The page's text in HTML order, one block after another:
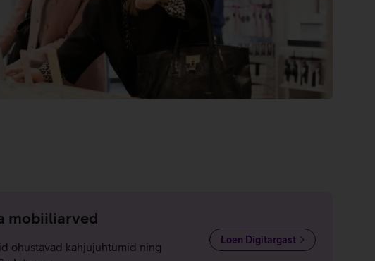
mobiiliarved
ohustavad kahjujuhtumid ning
Loen Digitargast